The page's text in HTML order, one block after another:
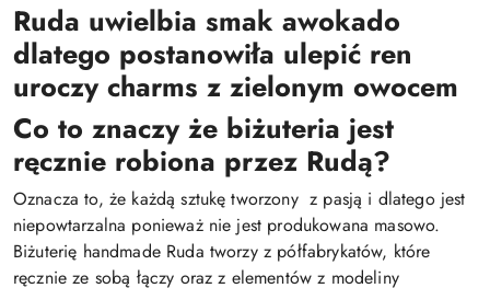
Ruda uwielbia smak awokado
dlatego postanowiła ulepić ren
uroczy charms z zielonym owocem
Co to znaczy że biżuteria jest
ręcznie robiona przez Rudą?
Oznacza to, że każdą sztukę tworzony z pasją i dlatego jest
niepowtarzalna ponieważ nie jest produkowana masowo.
Biżuterię handmade Ruda tworzy z półfabrykatów, które
ręcznie ze sobą łączy oraz z elementów z modeliny